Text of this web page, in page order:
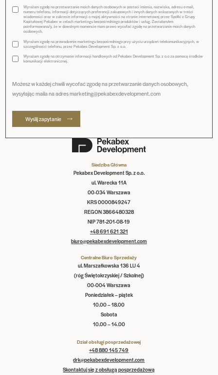
Siedziba Główna
Pekabex Development Sp. z o.o.
ul. Warecka 11A
00-034 Warszawa
KRS 0000849247
REGON 3866480328
NIP 781-201-08-19
+48 691 621 321
biuro@pekabexdevelopment.com
Centralne Biuro Sprzedaży
ul. Marszałkowska 136 LU 4
(róg Świętokrzyskiej / Szkolnej)
00-004 Warszawa
Poniedziałek – piątek
10.00 – 18.00
Sobota
10.00 – 14.00
Dział obsługi posprzedażowej
+48 880 145 749
drk@pekabexdevelopment.com
Skontaktuj się z obsługą posprzedażową
Wyrażam zgodę na przetwarzanie moich danych osobowych w postaci imienia, nazwiska, adresu e-mail,
numeru telefonu, informacji dotyczących preferencji zakupowych i innych danych wskazanych w treści
wiadomości oraz w zakresie informacji o mojej aktywności na stronie internetowej przez Spółki z Grupy
Kapitałowej Pekabex w celach marketingu bezpośredniego produktów i usług. Zostałam/em
poinformowana/y, że w dowolnym momencie mam prawo wycofać zgodę na przetwarzanie moich danych
osobowych.
Wyrażam zgodę na prowadzenie marketingu bezpośredniego przy użyciu urządzeń telekomunikacyjnych, w
szczególności telefonu, przez Pekabex Development Sp. z o.o.
Wyrażam zgodę na otrzymanie informacji handlowych od Pekabex Development Sp. z o.o za pomocą środków
komunikacji elektronicznej.
Możesz w każdej chwili wycofać zgodę na przetwarzanie danych osobowych,
wysyłając maila na adres marketing@pekabexdevelopment.com
Wyślij zapytanie